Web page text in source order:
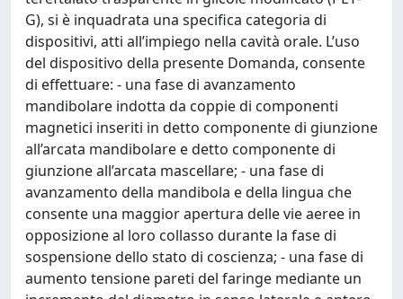
G), si è inquadrata una specifica categoria di
dispositivi, atti all’impiego nella cavità orale. L’uso
del dispositivo della presente Domanda, consente
di effettuare: - una fase di avanzamento
mandibolare indotta da coppie di componenti
magnetici inseriti in detto componente di giunzione
all’arcata mandibolare e detto componente di
giunzione all’arcata mascellare; - una fase di
avanzamento della mandibola e della lingua che
consente una maggior apertura delle vie aeree in
opposizione al loro collasso durante la fase di
sospensione dello stato di coscienza; - una fase di
aumento tensione pareti del faringe mediante un